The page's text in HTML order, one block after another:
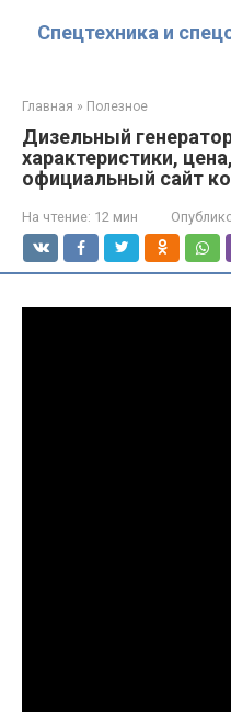
Спецтехника и
Главная » Полезное
Дизельный
характеристики,
официальный сайт
На чтение: 12 мин